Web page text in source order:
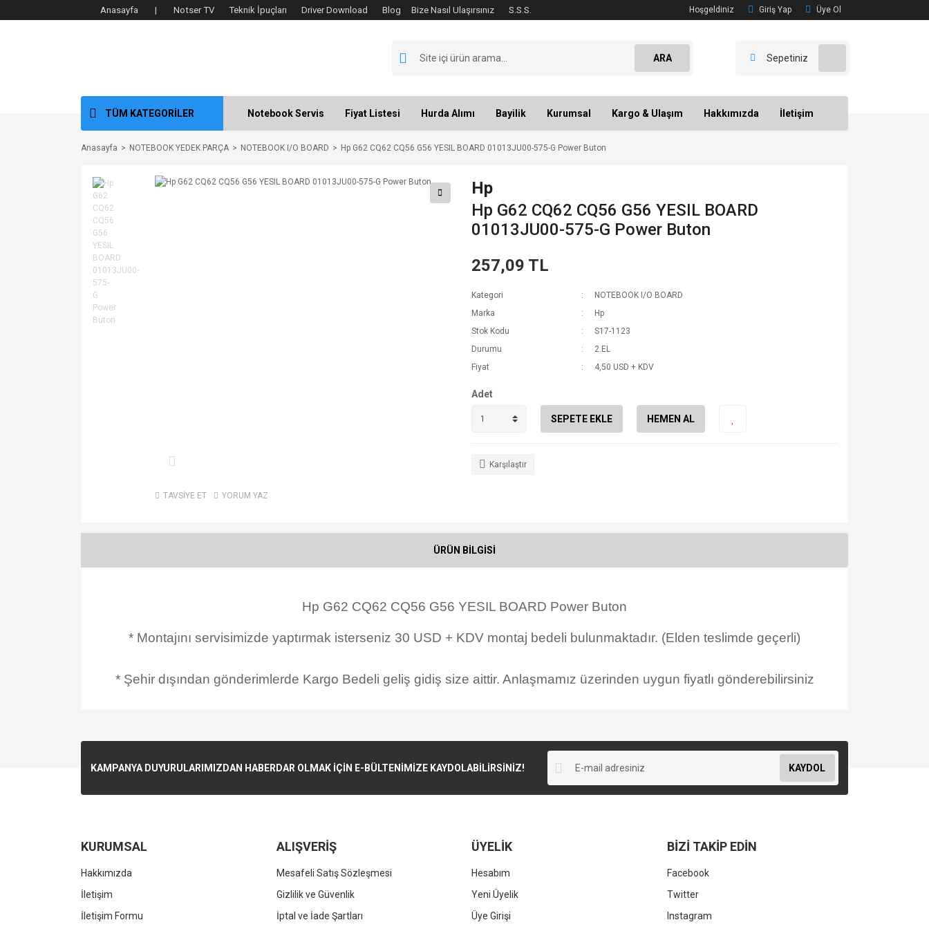
Anasayfa | Notser TV Teknik İpuçları Driver Download Blog Bize Nasıl UlaşırsınızS.S.S. Hoşgeldiniz Giriş Yap Üye Ol
ARA Sepetiniz
TÜM KATEGORİLER Notebook Servis Fiyat Listesi Hurda Alımı Bayilik Kurumsal Kargo & Ulaşım Hakkımızda İletişim
Anasayfa NOTEBOOK YEDEK PARÇA NOTEBOOK I/O BOARD Hp G62 CQ62 CQ56 G56 YESIL BOARD 01013JU00-575-G Power Buton
TAVSİYE ET YORUM YAZ
Hp
Hp G62 CQ62 CQ56 G56 YESIL BOARD
01013JU00-575-G Power Buton
257,09 TL
Kategori
NOTEBOOK I/O BOARD
Marka
Hp
Stok Kodu
S17-1123
Durumu
2.EL
Fiyat
4,50 USD + KDV
Adet
SEPETE EKLE HEMEN AL
Karşılaştır
ÜRÜN BİLGİSİ
Hp G62 CQ62 CQ56 G56 YESIL BOARD Power Buton
* Montajını servisimizde yaptırmak isterseniz 30 USD + KDV montaj bedeli bulunmaktadır. (Elden teslimde geçerli)
* Şehir dışından gönderimlerde Kargo Bedeli geliş gidiş size aittir. Anlaşmamız üzerinden uygun fiyatlı gönderebilirsiniz
KAMPANYA DUYURULARIMIZDAN HABERDAR OLMAK İÇİN E-BÜLTENİMİZE KAYDOLABİLİRSİNİZ! KAYDOL
KURUMSAL
Hakkımızda
İletişim
İletişim Formu
ALIŞVERİŞ
Mesafeli Satış Sözleşmesi
Gizlilik ve Güvenlik
İptal ve İade Şartları
ÜYELİK
Hesabım
Yeni Üyelik
Üye Girişi
BİZİ TAKİP EDİN
Facebook
Twitter
Instagram